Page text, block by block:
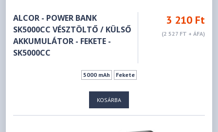
ALCOR - POWER BANK
SK5000CC VÉSZTÖLTŐ / KÜLSŐ
AKKUMULÁTOR - FEKETE -
SK5000CC
3 210 Ft
(2 527 FT + ÁFA)
5000 mAh Fekete
KOSÁRBA